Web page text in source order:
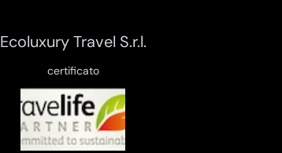
Ecoluxury Travel S.r.l.
certificato